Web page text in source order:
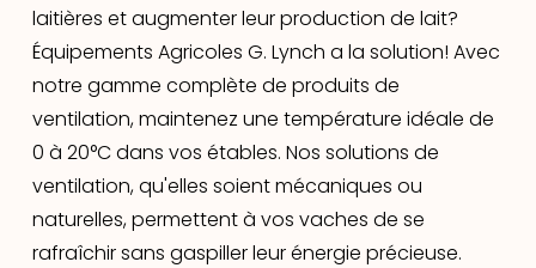
laitières et augmenter leur production de lait?
Équipements Agricoles G. Lynch a la solution! Avec
notre gamme complète de produits de
ventilation, maintenez une température idéale de
0 à 20°C dans vos étables. Nos solutions de
ventilation, qu'elles soient mécaniques ou
naturelles, permettent à vos vaches de se
rafraîchir sans gaspiller leur énergie précieuse.